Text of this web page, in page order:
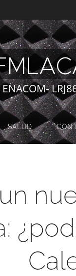
ENACOM-
SALUD